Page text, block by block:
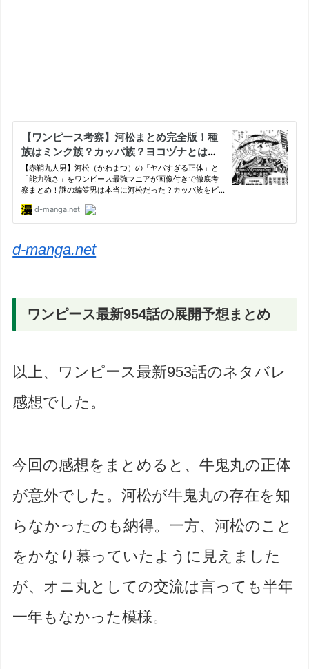
d-manga.net
ワンピース最新954話の展開予想まとめ
以上、ワンピース最新953話のネタバレ
感想でした。
今回の感想をまとめると、牛鬼丸の正体
が意外でした。河松が牛鬼丸の存在を知
らなかったのも納得。一方、河松のこと
をかなり慕っていたように見えました
が、オニ丸としての交流は言っても半年
一年もなかった模様。